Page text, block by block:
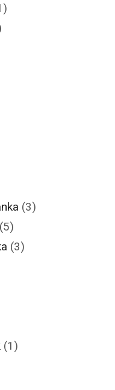
(3)
(5)
(3)
(1)